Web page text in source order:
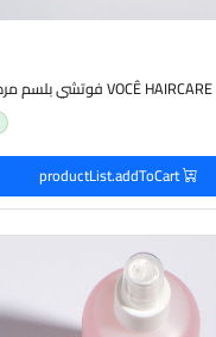
productList.addToCart